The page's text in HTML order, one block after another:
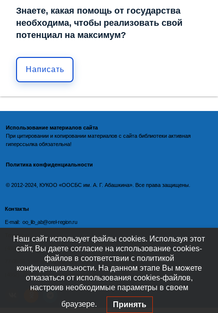
Знаете, какая помощь от государства
необходима, чтобы реализовать свой
потенциал на максимум?
Написать
Использование материалов сайта
При цитировании и копировании материалов с сайта библиотеки активная
гиперссылка обязательна!
Политика конфиденциальности
©️ 2012-2024, КУКОО «ООСБС им. А. Г. Абашкина». Все права защищены.
Контакты
E-mail: oo_lib_ab@orel-region.ru
Телефон:
(4862) 77-09-75 (директор),
77-08-54 (главный бухгалтер),
Наш сайт использует файлы cookies. Используя этот
сайт, Вы даете согласие на использование cookies-
файлов в соответствии с политикой
конфиденциальности. На данном этапе Вы можете
отказаться от использования cookies-файлов,
настроив необходимые параметры в своем
браузере. Принять